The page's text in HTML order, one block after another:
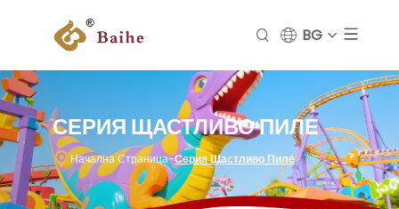
BG
СЕРИЯ ЩАСТЛИВО ПИЛЕ
Начална Страница-Серия Щастливо Пиле